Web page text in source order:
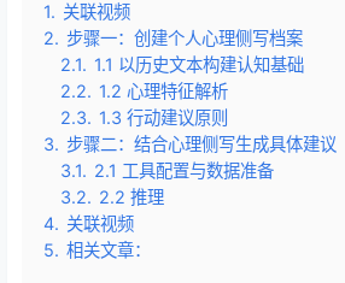
1. 关联视频
2. 步骤一：创建个人心理侧写档案
2.1. 1.1 以历史文本构建认知基础
2.2. 1.2 心理特征解析
2.3. 1.3 行动建议原则
3. 步骤二：结合心理侧写生成具体建议
3.1. 2.1 工具配置与数据准备
3.2. 2.2 推理
4. 关联视频
5. 相关文章：